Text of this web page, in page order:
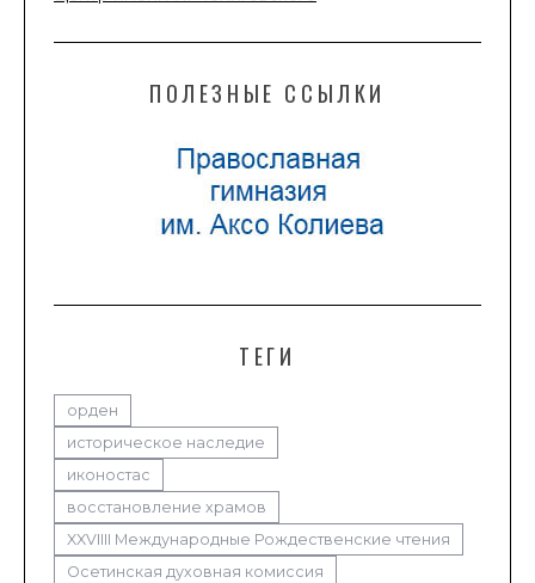
ПОЛЕЗНЫЕ ССЫЛКИ
ТЕГИ
орден
историческое наследие
иконостас
восстановление храмов
XXVIIII Международные Рождественские чтения
Осетинская духовная комиссия